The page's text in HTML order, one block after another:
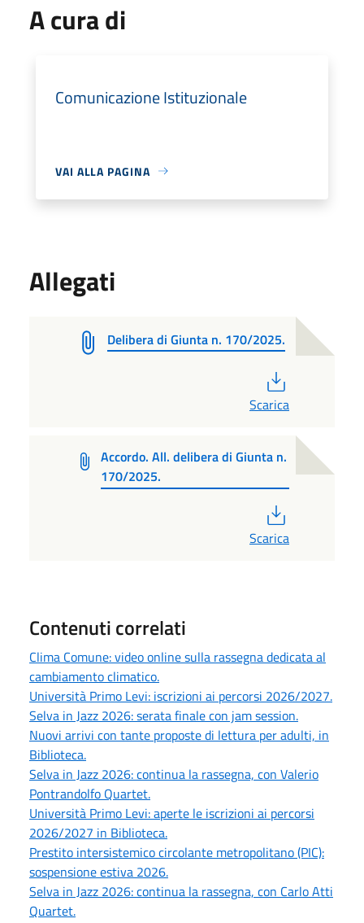
A cura di
Comunicazione Istituzionale
VAI ALLA PAGINA
Allegati
Delibera di Giunta n. 170/2025.
Scarica
Accordo. All. delibera di Giunta n.
170/2025.
Scarica
Contenuti correlati
Clima Comune: video online sulla rassegna dedicata al
cambiamento climatico.
Università Primo Levi: iscrizioni ai percorsi 2026/2027.
Selva in Jazz 2026: serata finale con jam session.
Nuovi arrivi con tante proposte di lettura per adulti, in
Biblioteca.
Selva in Jazz 2026: continua la rassegna, con Valerio
Pontrandolfo Quartet.
Università Primo Levi: aperte le iscrizioni ai percorsi
2026/2027 in Biblioteca.
Prestito intersistemico circolante metropolitano (PIC):
sospensione estiva 2026.
Selva in Jazz 2026: continua la rassegna, con Carlo Atti
Quartet.